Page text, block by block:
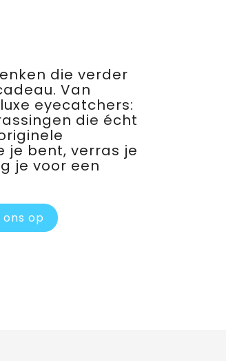
die verder
Van
eyecatchers:
die écht
je bent, verras je
je voor een
op